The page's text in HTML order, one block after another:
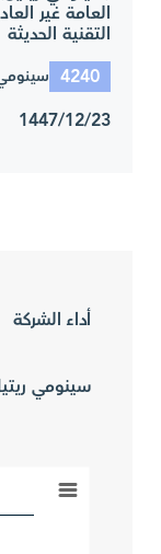
العامة غير
التقنية الحديثة
4240
1447/12/23 09/06/2026 09:44:33
أداء الشركة
سينومي